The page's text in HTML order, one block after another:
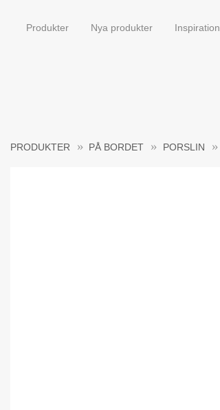
Produkter Nya produkter Inspiration
PRODUKTER PÅ BORDET PORSLIN